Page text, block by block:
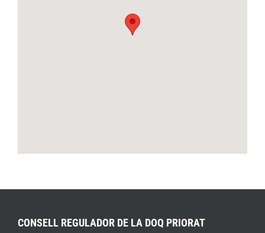
CONSELL REGULADOR DE LA DOQ PRIORAT